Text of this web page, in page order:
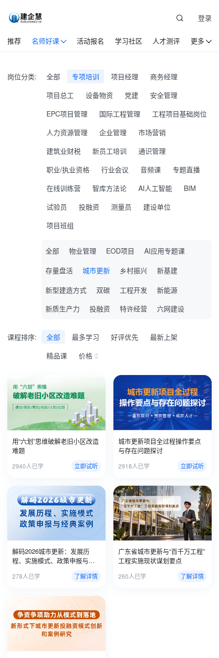
推荐 名师好课 活动报名 学习社区 人才测评 更多
登录
岗位分类: 全部 专项培训 项目经理
商务经理
项目总工
设备物资 党建
安全管理
EPC项目管理
国际工程管理
工程项目基础岗位
人力资源管理
企业管理
市场营销
建筑业财税
新员工培训
通识管理
职业/执业资格
行业会议 音频课
专题直播
在线训练营
智库方法论 AI人工智能
BIM
试验员
投融资 测量员
建设单位
项目班组
全部 物业管理 EOD项目
AI应用专题课
存量盘活
城市更新 乡村振兴
新基建
新型建造方式
双碳 工程开发
新能源
新质生产力
投融资 特许经营 六网建设
课程排序: 全部 最多学习 好评优先
最新上架
精品课
价格
用“六划”思维破解老旧小区改造
难题
2940人已学 立即试听
城市更新项目全过程操作要点
与存在问题探讨
2918人已学 立即试听
解码2026城市更新：发展历
程、实施模式、政策申报与经
278人已学 了解详情
广东省城市更新与“百千万工程”
工程实施现状谋划要点
260人已学 了解详情